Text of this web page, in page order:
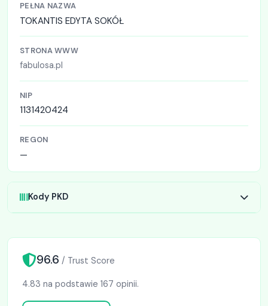
PEŁNA NAZWA
TOKANTIS EDYTA SOKÓŁ
STRONA WWW
fabulosa.pl
NIP
1131420424
REGON
—
Kody PKD
96.6 / Trust Score
4.83 na podstawie 167 opinii.